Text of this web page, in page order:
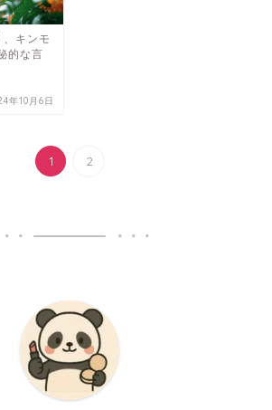
、キンモ
的な言
年10月6日
1 2